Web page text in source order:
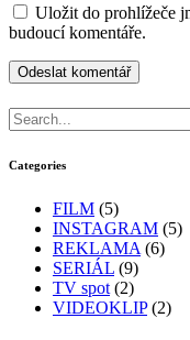
Uložit do prohlížeče
budoucí komentáře.
Categories
FILM (5)
INSTAGRAM (5)
REKLAMA (6)
SERIÁL (9)
TV spot (2)
VIDEOKLIP(2)